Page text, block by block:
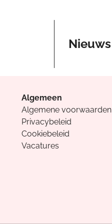
Nieuws
Algemeen
Algemene voorwaarden
Privacybeleid
Cookiebeleid
Vacatures